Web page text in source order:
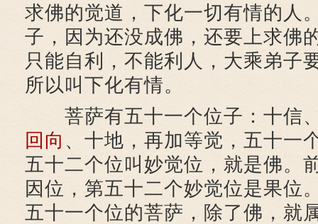
求佛的觉道，下化一切有情的人
子，因为还没成佛，还要上求佛
只能自利，不能利人，大乘弟子
所以叫下化有情。
菩萨有五十一个位子：十信
回向 、十地，再加等觉，五十一
五十二个位叫妙觉位，就是佛。
因位，第五十二个妙觉位是果位
五十一个位的菩萨，除了佛，就